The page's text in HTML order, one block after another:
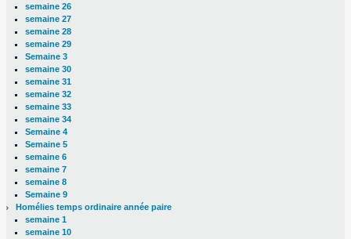
semaine 26
semaine 27
semaine 28
semaine 29
Semaine 3
semaine 30
semaine 31
semaine 32
semaine 33
semaine 34
Semaine 4
Semaine 5
semaine 6
semaine 7
semaine 8
Semaine 9
Homélies temps ordinaire année paire
semaine 1
semaine 10